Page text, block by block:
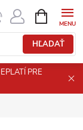
HĽADAŤ
KOŠÍK
PRE